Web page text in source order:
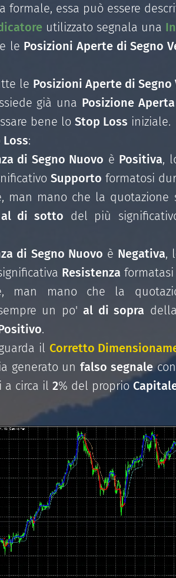
formale, essa può essere
utilizzato segnala una
le Posizioni Aperte di Segno
le Posizioni Aperte di Segno
già una Posizione
bene lo Stop Loss iniziale.
:
di Segno Nuovo è Positiva,
Supporto formatosi
man mano che la
al di sotto del più
di Segno Nuovo è Negativa,
Resistenza
man mano che la
un po'al di sopra
.
il Corretto
generato unfalso segnalecon
a circa il 2% del proprio